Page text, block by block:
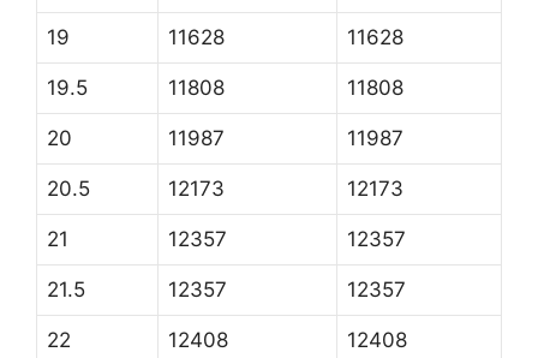
19 11628 11628
19.5 11808 11808
20 11987 11987
20.5 12173 12173
21 12357 12357
21.5 12357 12357
22 12408 12408